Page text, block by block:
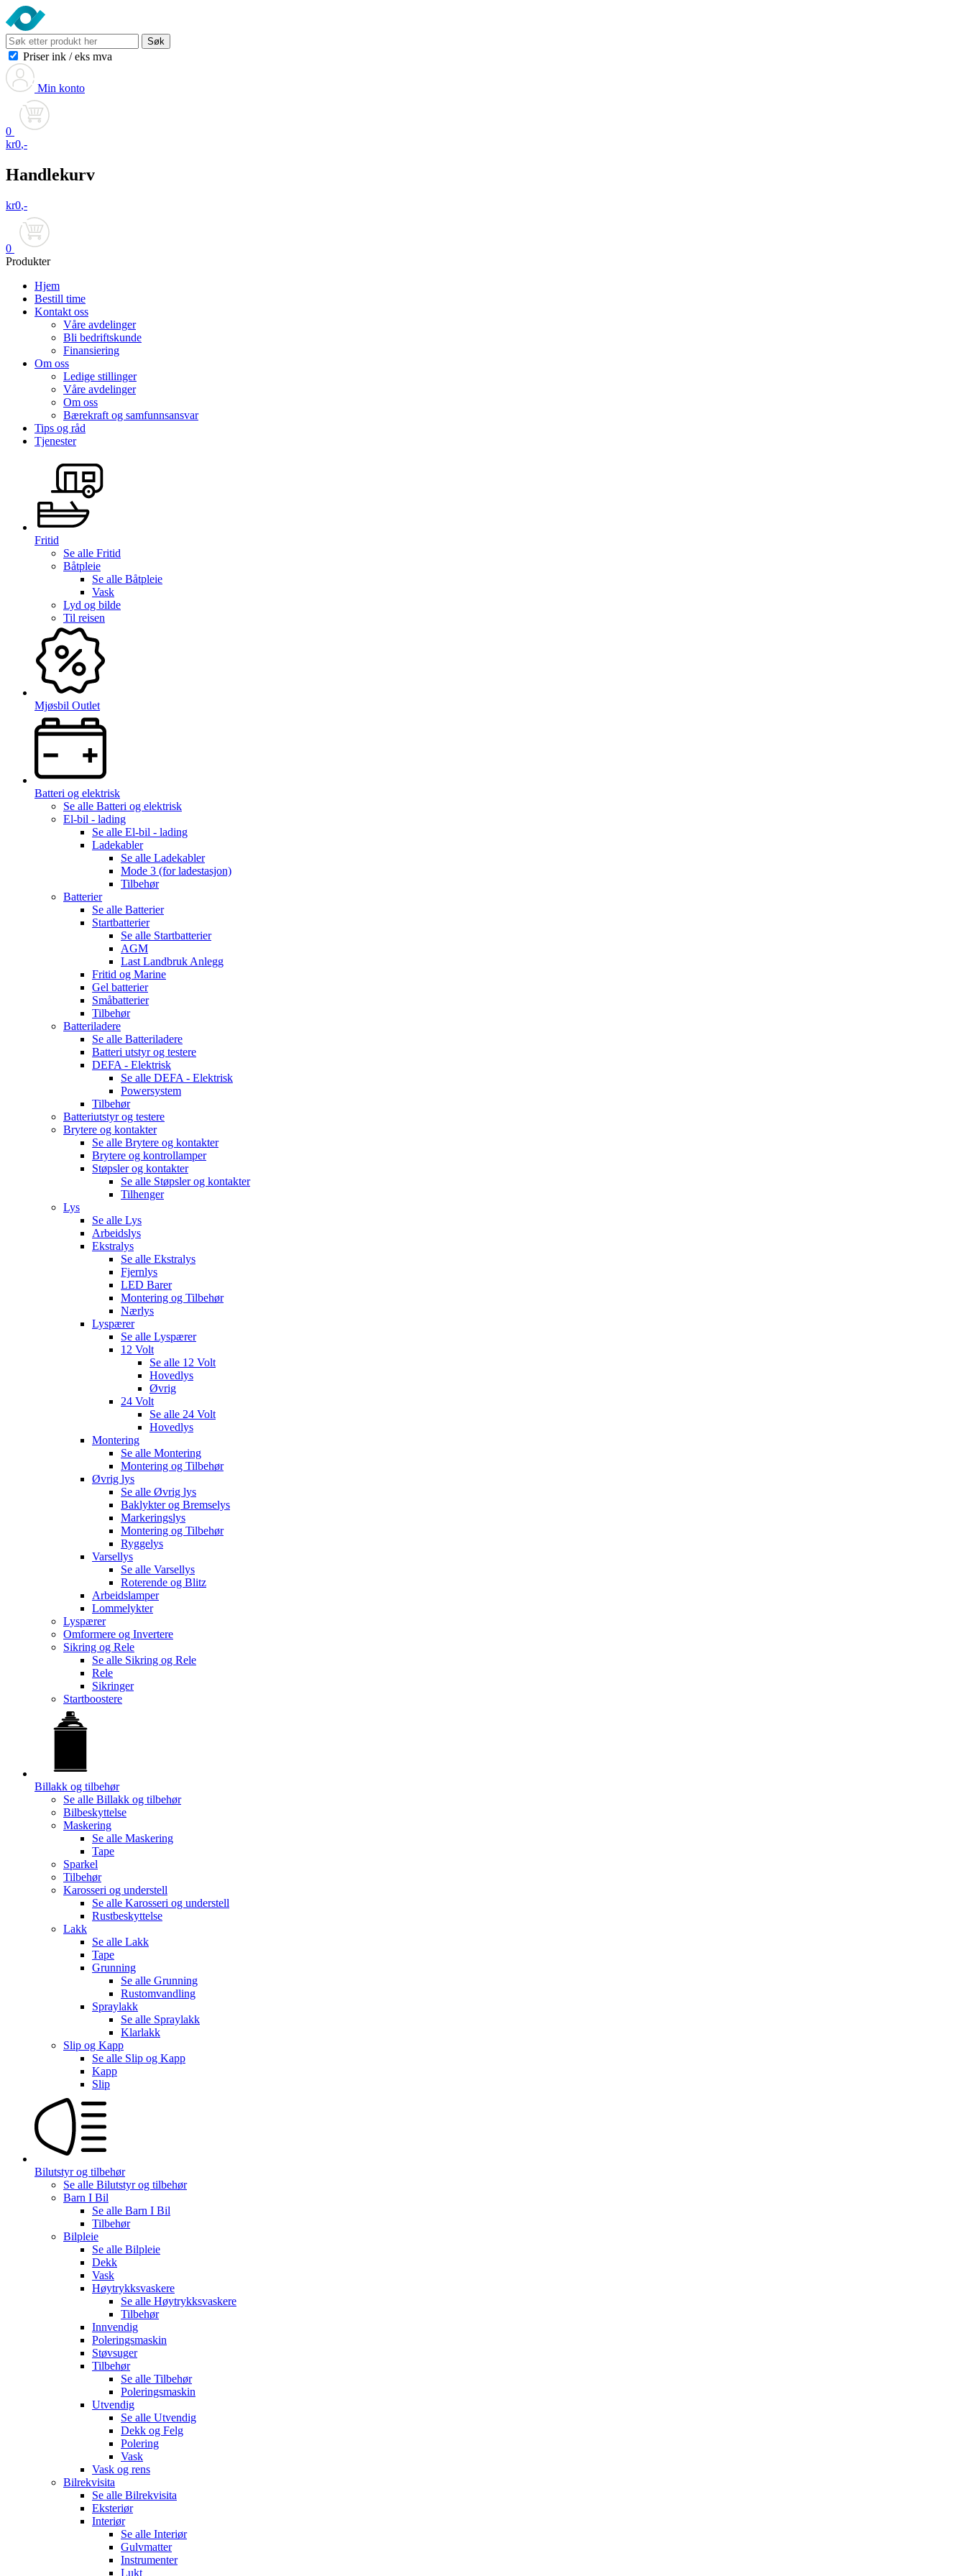
Søk
Priser ink / eks mva
Min konto
0
kr0,-
Handlekurv
kr0,-
0
Produkter
Hjem
Bestill time
Kontakt oss
Våre avdelinger
Bli bedriftskunde
Finansiering
Om oss
Ledige stillinger
Våre avdelinger
Om oss
Bærekraft og samfunnsansvar
Tips og råd
Tjenester
Fritid
Se alle Fritid
Båtpleie
Se alle Båtpleie
Vask
Lyd og bilde
Til reisen
Mjøsbil Outlet
Batteri og elektrisk
Se alle Batteri og elektrisk
El-bil - lading
Se alle El-bil - lading
Ladekabler
Se alle Ladekabler
Mode 3 (for ladestasjon)
Tilbehør
Batterier
Se alle Batterier
Startbatterier
Se alle Startbatterier
AGM
Last Landbruk Anlegg
Fritid og Marine
Gel batterier
Småbatterier
Tilbehør
Batteriladere
Se alle Batteriladere
Batteri utstyr og testere
DEFA - Elektrisk
Se alle DEFA - Elektrisk
Powersystem
Tilbehør
Batteriutstyr og testere
Brytere og kontakter
Se alle Brytere og kontakter
Brytere og kontrollamper
Støpsler og kontakter
Se alle Støpsler og kontakter
Tilhenger
Lys
Se alle Lys
Arbeidslys
Ekstralys
Se alle Ekstralys
Fjernlys
LED Barer
Montering og Tilbehør
Nærlys
Lyspærer
Se alle Lyspærer
12 Volt
Se alle 12 Volt
Hovedlys
Øvrig
24 Volt
Se alle 24 Volt
Hovedlys
Montering
Se alle Montering
Montering og Tilbehør
Øvrig lys
Se alle Øvrig lys
Baklykter og Bremselys
Markeringslys
Montering og Tilbehør
Ryggelys
Varsellys
Se alle Varsellys
Roterende og Blitz
Arbeidslamper
Lommelykter
Lyspærer
Omformere og Invertere
Sikring og Rele
Se alle Sikring og Rele
Rele
Sikringer
Startboostere
Billakk og tilbehør
Se alle Billakk og tilbehør
Bilbeskyttelse
Maskering
Se alle Maskering
Tape
Sparkel
Tilbehør
Karosseri og understell
Se alle Karosseri og understell
Rustbeskyttelse
Lakk
Se alle Lakk
Tape
Grunning
Se alle Grunning
Rustomvandling
Spraylakk
Se alle Spraylakk
Klarlakk
Slip og Kapp
Se alle Slip og Kapp
Kapp
Slip
Bilutstyr og tilbehør
Se alle Bilutstyr og tilbehør
Barn I Bil
Se alle Barn I Bil
Tilbehør
Bilpleie
Se alle Bilpleie
Dekk
Vask
Høytrykksvaskere
Se alle Høytrykksvaskere
Tilbehør
Innvendig
Poleringsmaskin
Støvsuger
Tilbehør
Se alle Tilbehør
Poleringsmaskin
Utvendig
Se alle Utvendig
Dekk og Felg
Polering
Vask
Vask og rens
Bilrekvisita
Se alle Bilrekvisita
Eksteriør
Interiør
Se alle Interiør
Gulvmatter
Instrumenter
Lukt